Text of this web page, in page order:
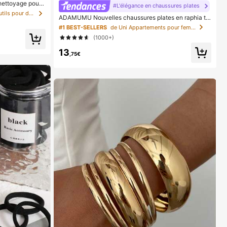
pour
à ongles
de nettoyage
de manuc
ongles, article
de Tissu non tissé Outils pour dissolvant de verni
#L'élégance en chaussures plates
ADAMUMU Nouvelles chaussures plates en raphia tr
essées de mode haut de gamme confortables pour fe
mmes, mignonnes pour le port quotidien, vacances pri
ntemps/été, chic & élégant
#1 BEST-SELLERS
de Uni Appartements pour femmes
(1000+)
13 ,75€